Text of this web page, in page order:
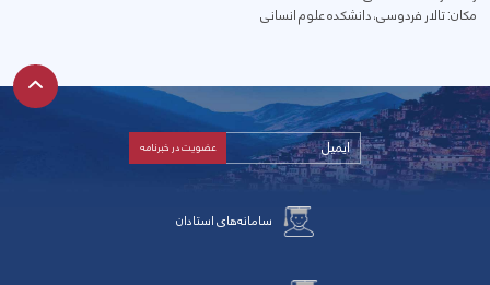
مکان: تالار فردوسی، دانشکده علوم انسانی
سامانه‌های استادان